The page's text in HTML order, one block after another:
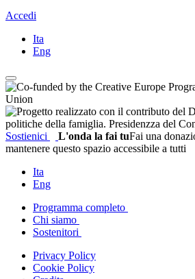
Accedi
Ita
Eng
Sostienici L'onda la fai tuFai una
mantenere questo spazio accessibile a tutti
Ita
Eng
Programma completo
Chi siamo
Sostenitori
Privacy Policy
Cookie Policy